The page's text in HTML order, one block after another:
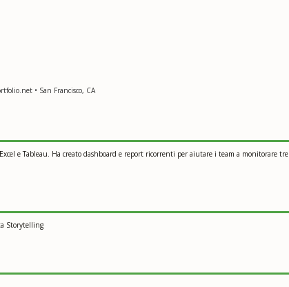
• San Francisco, CA
e Tableau. Ha creato dashboard e report ricorrenti per aiutare i team a monitorare
Storytelling